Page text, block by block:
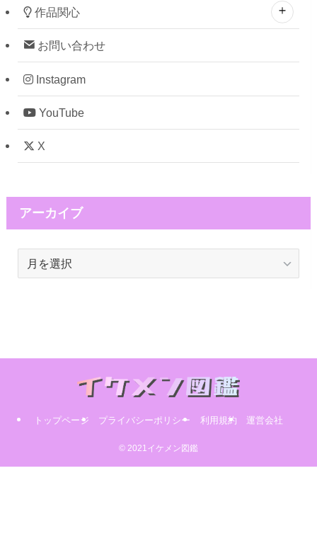
作品関心
お問い合わせ
Instagram
YouTube
X
アーカイブ
トップページ プライバシーポリシー 利用規約 運営会社
© 2021イケメン図鑑